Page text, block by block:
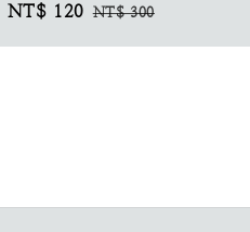
Sale
NT$ 120 Regular
NT$ 300